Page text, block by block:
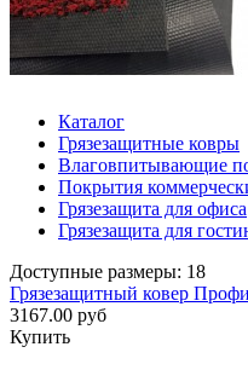
Каталог
Грязезащитные ковры
Влаговпитывающие
Покрытия
Грязезащита для офиса
Грязезащита для
Доступные размеры: 18
Грязезащитный ковер
3167.00 руб
Купить